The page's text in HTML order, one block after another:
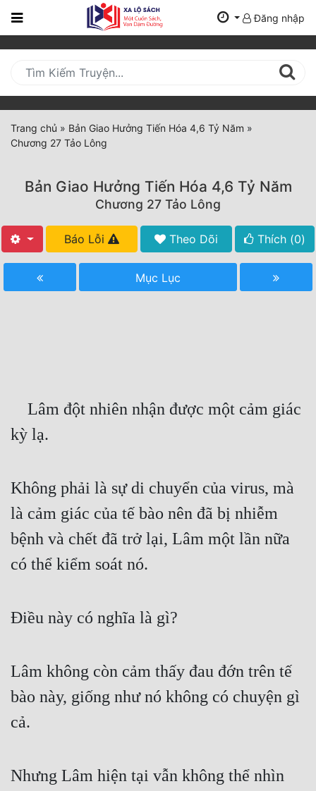
Trang
Mới
Cập
Nhật
(current)
Thể Loại
Tất Cả
Hoàn Thành
Xa Lộ Dịch
Cung Đấu
Cổ Tiên Hiệp
Du Hí
Dã Sử
Dị Giới
Gia Đấu
Đăng nhập
Trang chủ » Bản Giao Hưởng Tiến Hóa 4,6 Tỷ Năm »
Chương 27 Tảo Lông
Bản Giao Hưởng Tiến Hóa 4,6 Tỷ Năm
Chương 27 Tảo Lông
Báo Lỗi Theo Dõi Thích (0)
Mục Lục
kỳ lạ.
Không phải là sự di chuyển của virus, mà
là cảm giác của tế bào nên đã bị nhiễm
bệnh và chết đã trở lại, Lâm một lần nữa
có thể kiểm soát nó.
Điều này có nghĩa là gì?
Lâm không còn cảm thấy đau đớn trên tế
bào này, giống như nó không có chuyện gì
cả.
Nhưng Lâm hiện tại vẫn không thể nhìn